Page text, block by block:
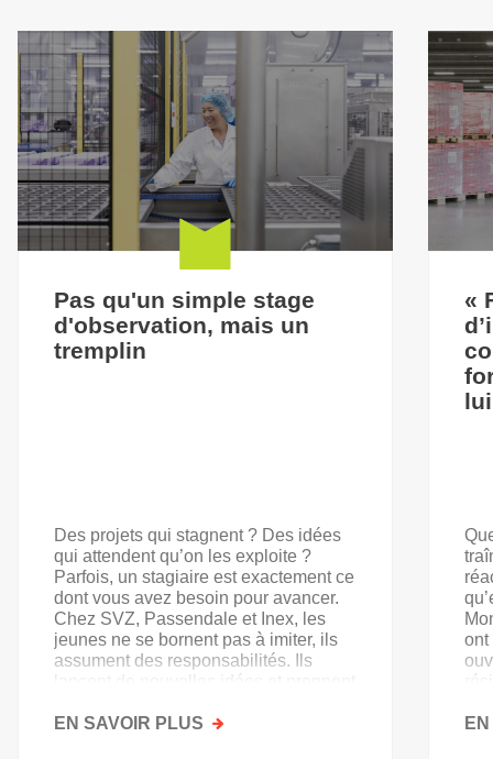
Pas qu'un simple stage
d'observation, mais un
tremplin
Des projets qui stagnent ? Des idées
qui attendent qu’on les exploite ?
Parfois, un stagiaire est exactement ce
dont vous avez besoin pour avancer.
Chez SVZ, Passendale et Inex, les
jeunes ne se bornent pas à imiter, ils
assument des responsabilités. Ils
lancent de nouvelles idées et prennent
EN SAVOIR PLUS SUR
«
ont